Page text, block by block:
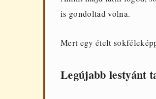
is gondoltad volna.
Mert egy ételt
Legújabb lestyánt